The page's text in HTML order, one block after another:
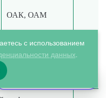
с использованием
данных.
ОАК, ОАМ
уровня глюкозы
в крови